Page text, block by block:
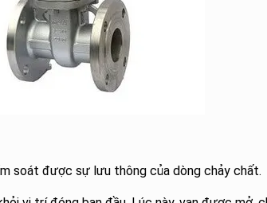
soát được sự lưu thông của dòng chảy chất.